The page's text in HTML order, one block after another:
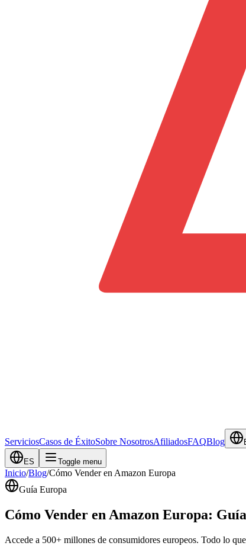
ServiciosCasos de ÉxitoSobre NosotrosAfiliadosFAQBlog
ES Toggle menu
Inicio/Blog/Cómo Vender en Amazon Europa
Guía Europa
Cómo Vender en Amazon Europa:
Accede a 500+ millones de consumidores europeos. Todo lo